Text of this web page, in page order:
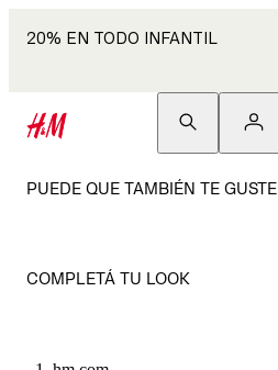
20% EN TODO INFANTIL
PUEDE QUE TAMBIÉN TE GUSTE
COMPLETÁ TU LOOK